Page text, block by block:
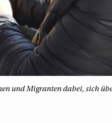
und Migranten dabei, sich